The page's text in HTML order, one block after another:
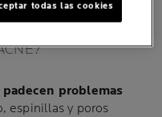
problemas
espinillas y poros
todas las cookies